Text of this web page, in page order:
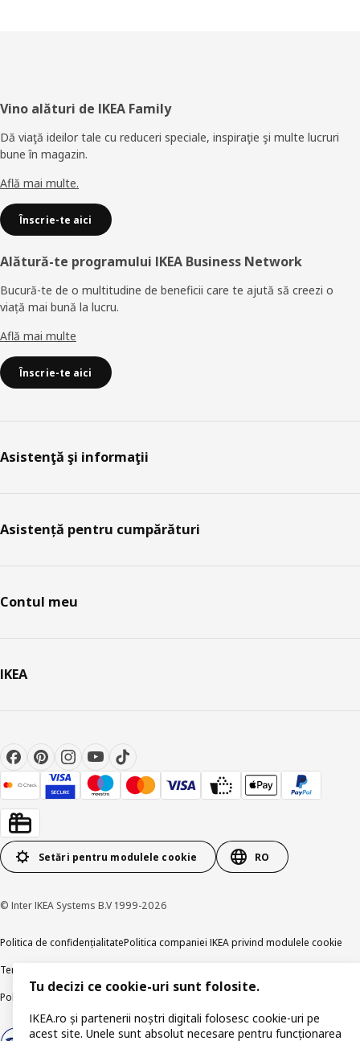
Subsol
Vino alături de IKEA Family
Dă viaţă ideilor tale cu reduceri speciale, inspiraţie şi multe lucruri
bune în magazin.
Află mai multe.
Înscrie-te aici
Alătură-te programului IKEA Business Network
Bucură-te de o multitudine de beneficii care te ajută să creezi o
viață mai bună la lucru.
Află mai multe
Înscrie-te aici
Asistenţă şi informaţii
Asistență pentru cumpărături
Contul meu
IKEA
Setări pentru modulele cookie RO
© Inter IKEA Systems B.V 1999-2026
Politica de confidențialitatePolitica companiei IKEA privind modulele cookie
Termeni și Condiții
Politica de publicare responsabilă
Tu decizi ce cookie-uri sunt folosite.
IKEA.ro și partenerii noștri digitali folosesc cookie-uri pe
acest site. Unele sunt absolut necesare pentru funcționarea